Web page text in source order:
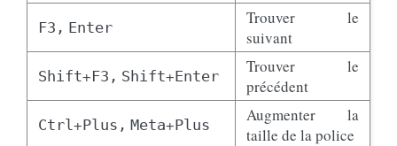
F3, Enter
Trouver le
suivant
Shift+F3, Shift+Enter
Trouver le
précédent
Ctrl +Plus, Meta+Plus
Augmenter la
taille de la police